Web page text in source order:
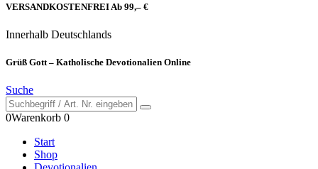
VERSANDKOSTENFREI Ab 99,– €
Innerhalb Deutschlands
Grüß Gott – Katholische Devotionalien Online
Suche
0Warenkorb 0
Start
Shop